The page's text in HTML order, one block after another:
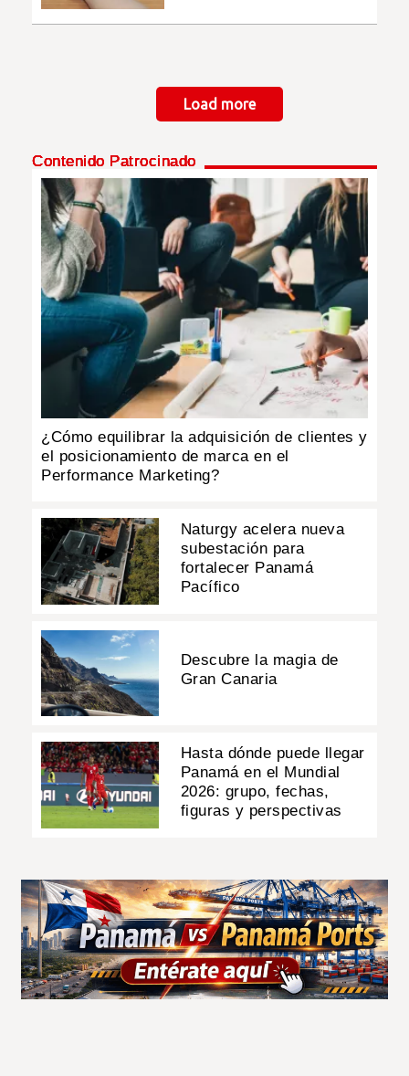
Load more
Contenido Patrocinado
¿Cómo equilibrar la adquisición de clientes y
el posicionamiento de marca en el
Performance Marketing?
Naturgy acelera nueva
subestación para
fortalecer Panamá
Pacífico
Descubre la magia de
Gran Canaria
Hasta dónde puede llegar
Panamá en el Mundial
2026: grupo, fechas,
figuras y perspectivas